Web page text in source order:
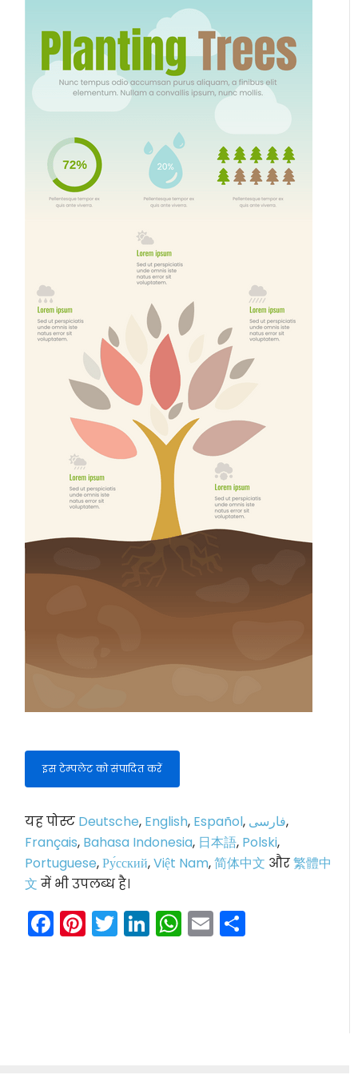
इस टेम्पलेट को संपादित करें
यह पोस्ट Deutsche, English, Español, فارسی,
Français, Bahasa Indonesia, 日本語, Polski,
Portuguese,Ру́сский,Việt Nam,简体中文 और繁體中
文 में भी उपलब्ध है।
Facebook
Pinterest
Twitter
LinkedIn
WhatsApp
Email